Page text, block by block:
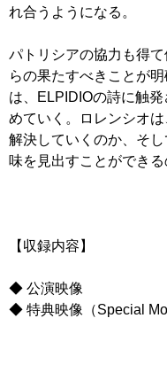
れ合うようになる。
パトリシアの協力も得
らの果たすべきことが
は、ELPIDIOの詩に触
めていく。ロレンシオ
解決していくのか、そ
味を見出すことができ
【収録内容】
◆ 公演映像
◆ 特典映像（Special